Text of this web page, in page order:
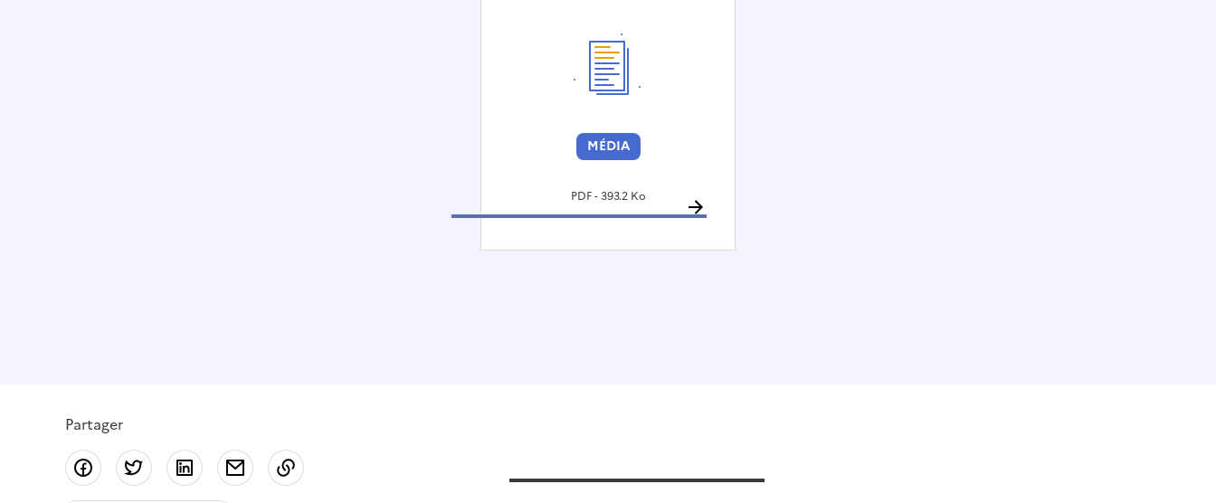
PDF - 393.2 Ko
MÉDIA
Partager
Partager sur Facebook
Partager sur Twitter
Partager sur LinkedIn
Partager par email